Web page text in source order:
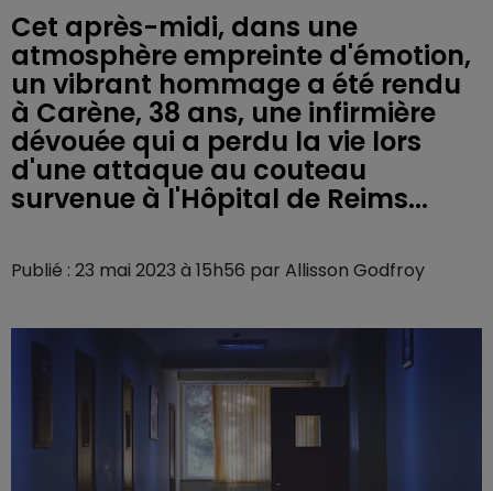
Cet après-midi, dans une
atmosphère empreinte d'émotion,
un vibrant hommage a été rendu
à Carène, 38 ans, une infirmière
dévouée qui a perdu la vie lors
d'une attaque au couteau
survenue à l'Hôpital de Reims...
Publié : 23 mai 2023 à 15h56 par Allisson Godfroy